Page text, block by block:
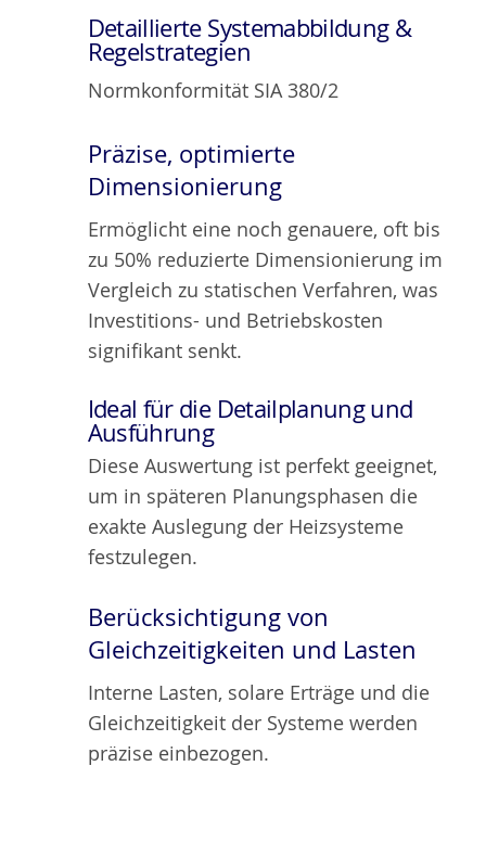
Detaillierte Systemabbildung &
Regelstrategien
Normkonformität SIA 380/2
Präzise, optimierte
Dimensionierung
Ermöglicht eine noch genauere, oft bis
zu 50% reduzierte Dimensionierung im
Vergleich zu statischen Verfahren, was
Investitions- und Betriebskosten
signifikant senkt.
Ideal für die Detailplanung und
Ausführung
Diese Auswertung ist perfekt geeignet,
um in späteren Planungsphasen die
exakte Auslegung der Heizsysteme
festzulegen.
Berücksichtigung von
Gleichzeitigkeiten und Lasten
Interne Lasten, solare Erträge und die
Gleichzeitigkeit der Systeme werden
präzise einbezogen.